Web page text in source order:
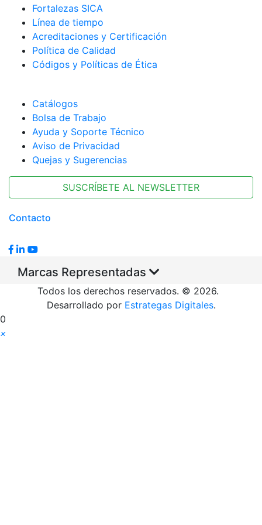
Fortalezas SICA
Línea de tiempo
Acreditaciones y Certificación
Política de Calidad
Códigos y Políticas de Ética
Catálogos
Bolsa de Trabajo
Ayuda y Soporte Técnico
Aviso de Privacidad
Quejas y Sugerencias
SUSCRÍBETE AL NEWSLETTER
Contacto
Marcas Representadas
Todos los derechos reservados. © 2026.
Desarrollado por Estrategas Digitales.
0
×